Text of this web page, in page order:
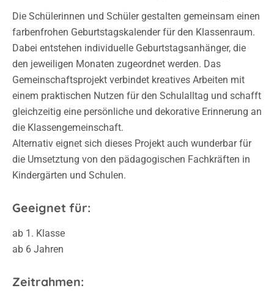
Die Schülerinnen und Schüler gestalten gemeinsam einen
farbenfrohen Geburtstagskalender für den Klassenraum.
Dabei entstehen individuelle Geburtstagsanhänger, die
den jeweiligen Monaten zugeordnet werden. Das
Gemeinschaftsprojekt verbindet kreatives Arbeiten mit
einem praktischen Nutzen für den Schulalltag und schafft
gleichzeitig eine persönliche und dekorative Erinnerung an
die Klassengemeinschaft.
Alternativ eignet sich dieses Projekt auch wunderbar für
die Umsetztung von den pädagogischen Fachkräften in
Kindergärten und Schulen.
Geeignet für:
ab 1. Klasse
ab 6 Jahren
Zeitrahmen: